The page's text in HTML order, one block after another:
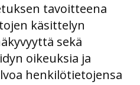
tavoitteena
käsittelyn
sekä
oikeuksia ja
henkilötietojensa